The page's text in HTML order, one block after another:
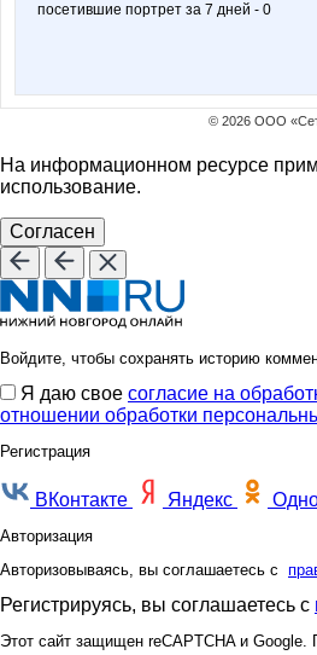
посетившие портрет за 7 дней - 0
© 2026 ООО
На информационном ресурсе
использование.
Согласен
Войдите, чтобы сохранять историю
Я даю свое согласие на
отношении обработки
Регистрация
ВКонтакте Яндекс
Авторизация
Авторизовываясь, вы соглашаетесь с
Регистрируясь, вы соглашаетесь с
Этот сайт защищен reCAPTCHA и Google.